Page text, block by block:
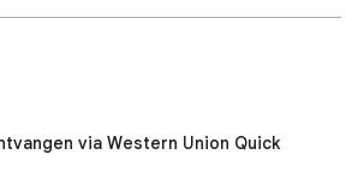
via Western Union Quick